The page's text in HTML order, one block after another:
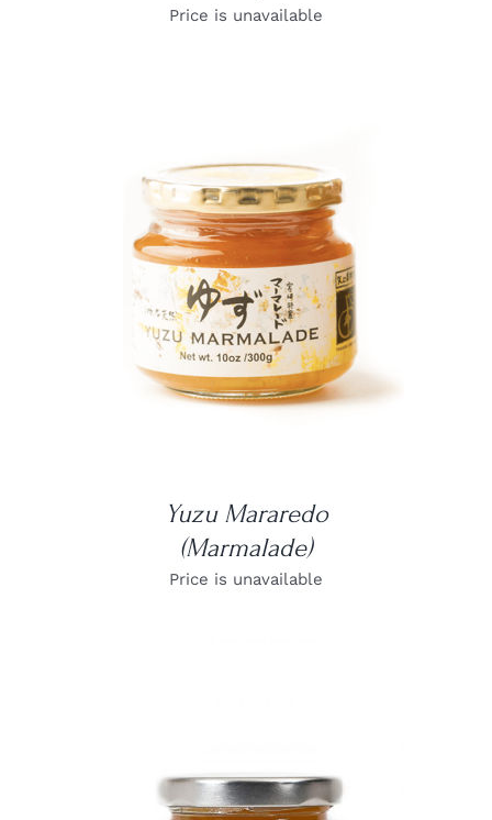
Price is unavailable
DETAILS
Yuzu Mararedo
(Marmalade)
Price is unavailable